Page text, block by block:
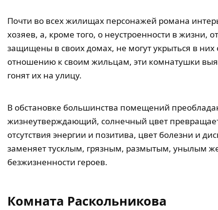
Почти во всех жилищах персонажей романа
хозяев, а, кроме того, о неустроенности в жизни,
защищены в своих домах, не могут укрыться в
отношению к своим жильцам, эти комнатушки
гонят их на улицу.
В обстановке большинства помещений
жизнеутверждающий, солнечный цвет
отсутствия энергии и позитива, цвет болезни и
заменяет тусклым, грязным, размытым, унылым
безжизненности героев.
Комната Раскольникова